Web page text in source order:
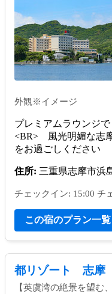
外観※イメージ
プレミアムラウンジで
<BR> 風光明媚な志
をお過ごしください
住所: 三重県志摩市浜
チェックイン: 15:00 チ
この宿のプラン一
都リゾート 志摩
【英虞湾の絶景を望む